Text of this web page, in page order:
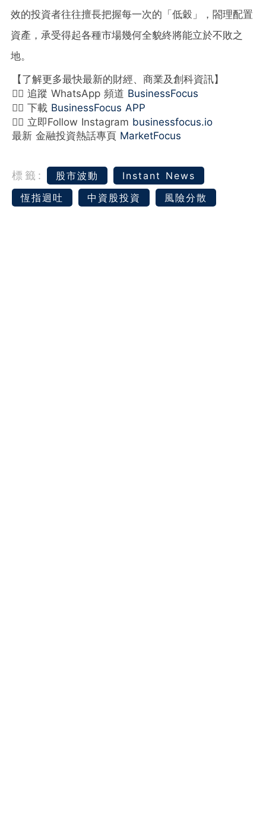
效的投資者往往擅長把握每一次的「低穀」，閤理配置
資產，承受得起各種市場幾何全貌終將能立於不敗之
地。
【了解更多最快最新的財經、商業及創科資訊】
👉🏻 追蹤 WhatsApp 頻道 BusinessFocus
👉🏻 下載 BusinessFocus APP
👉🏻 立即Follow Instagram businessfocus.io
最新 金融投資熱話專頁 MarketFocus
標籤: 股市波動
Instant News
恆指迴吐
中資股投資 風險分散